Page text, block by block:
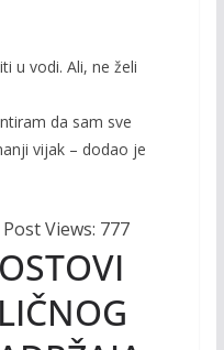
u vodi. Ali, ne želi
da sam sve
vijak – dodao je
Post Views: 777